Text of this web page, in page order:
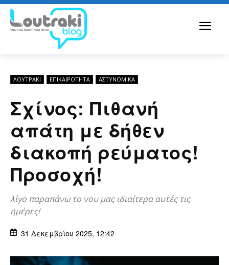
ΛΟΥΤΡΆΚΙ ΕΠΙΚΑΙΡΟΤΗΤΑ ΑΣΤΥΝΟΜΙΚΆ
Σχίνος: Πιθανή
απάτη με δήθεν
διακοπή ρεύματος!
Προσοχή!
λίγο παραπάνω το νου μας ιδιαίτερα αυτές τις
ημέρες!
31 Δεκεμβρίου 2025, 12:42